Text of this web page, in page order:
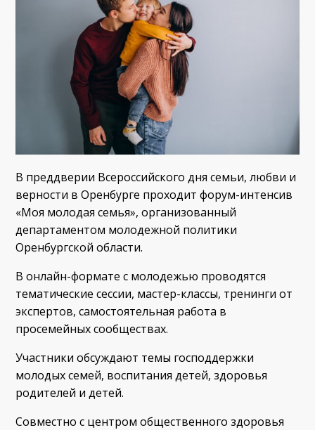
В преддверии Всероссийского дня семьи, любви и
верности в Оренбурге проходит форум-интенсив
«Моя молодая семья», организованный
департаментом молодежной политики
Оренбургской области.
В онлайн-формате с молодежью проводятся
тематические сессии, мастер-классы, тренинги от
экспертов, самостоятельная работа в
просемейных сообществах.
Участники обсуждают темы господдержки
молодых семей, воспитания детей, здоровья
родителей и детей.
Совместно с центром общественного здоровья